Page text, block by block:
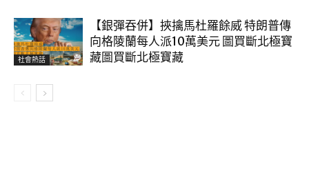
社會熱話
【銀彈吞併】挾擒馬杜羅餘威 特朗普傳
向格陵蘭每人派10萬美元 圖買斷北極寶
藏圖買斷北極寶藏